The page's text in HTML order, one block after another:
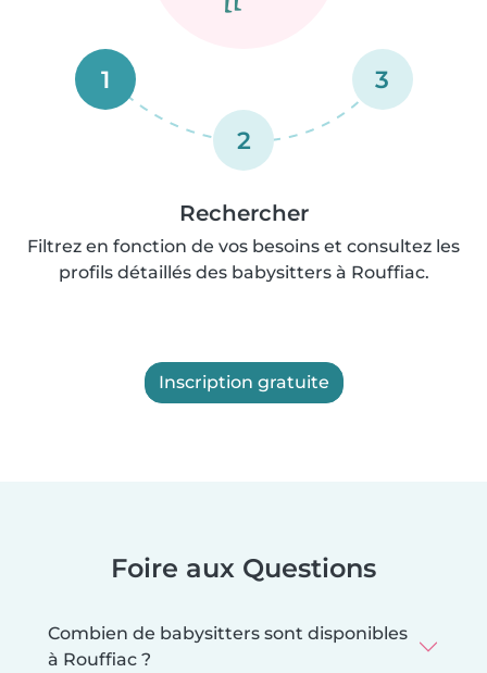
1
2
3
Rechercher
Filtrez en fonction de vos besoins et consultez les
profils détaillés des babysitters à Rouffiac.
Inscription gratuite
Foire aux Questions
Combien de babysitters sont disponibles
à Rouffiac ?